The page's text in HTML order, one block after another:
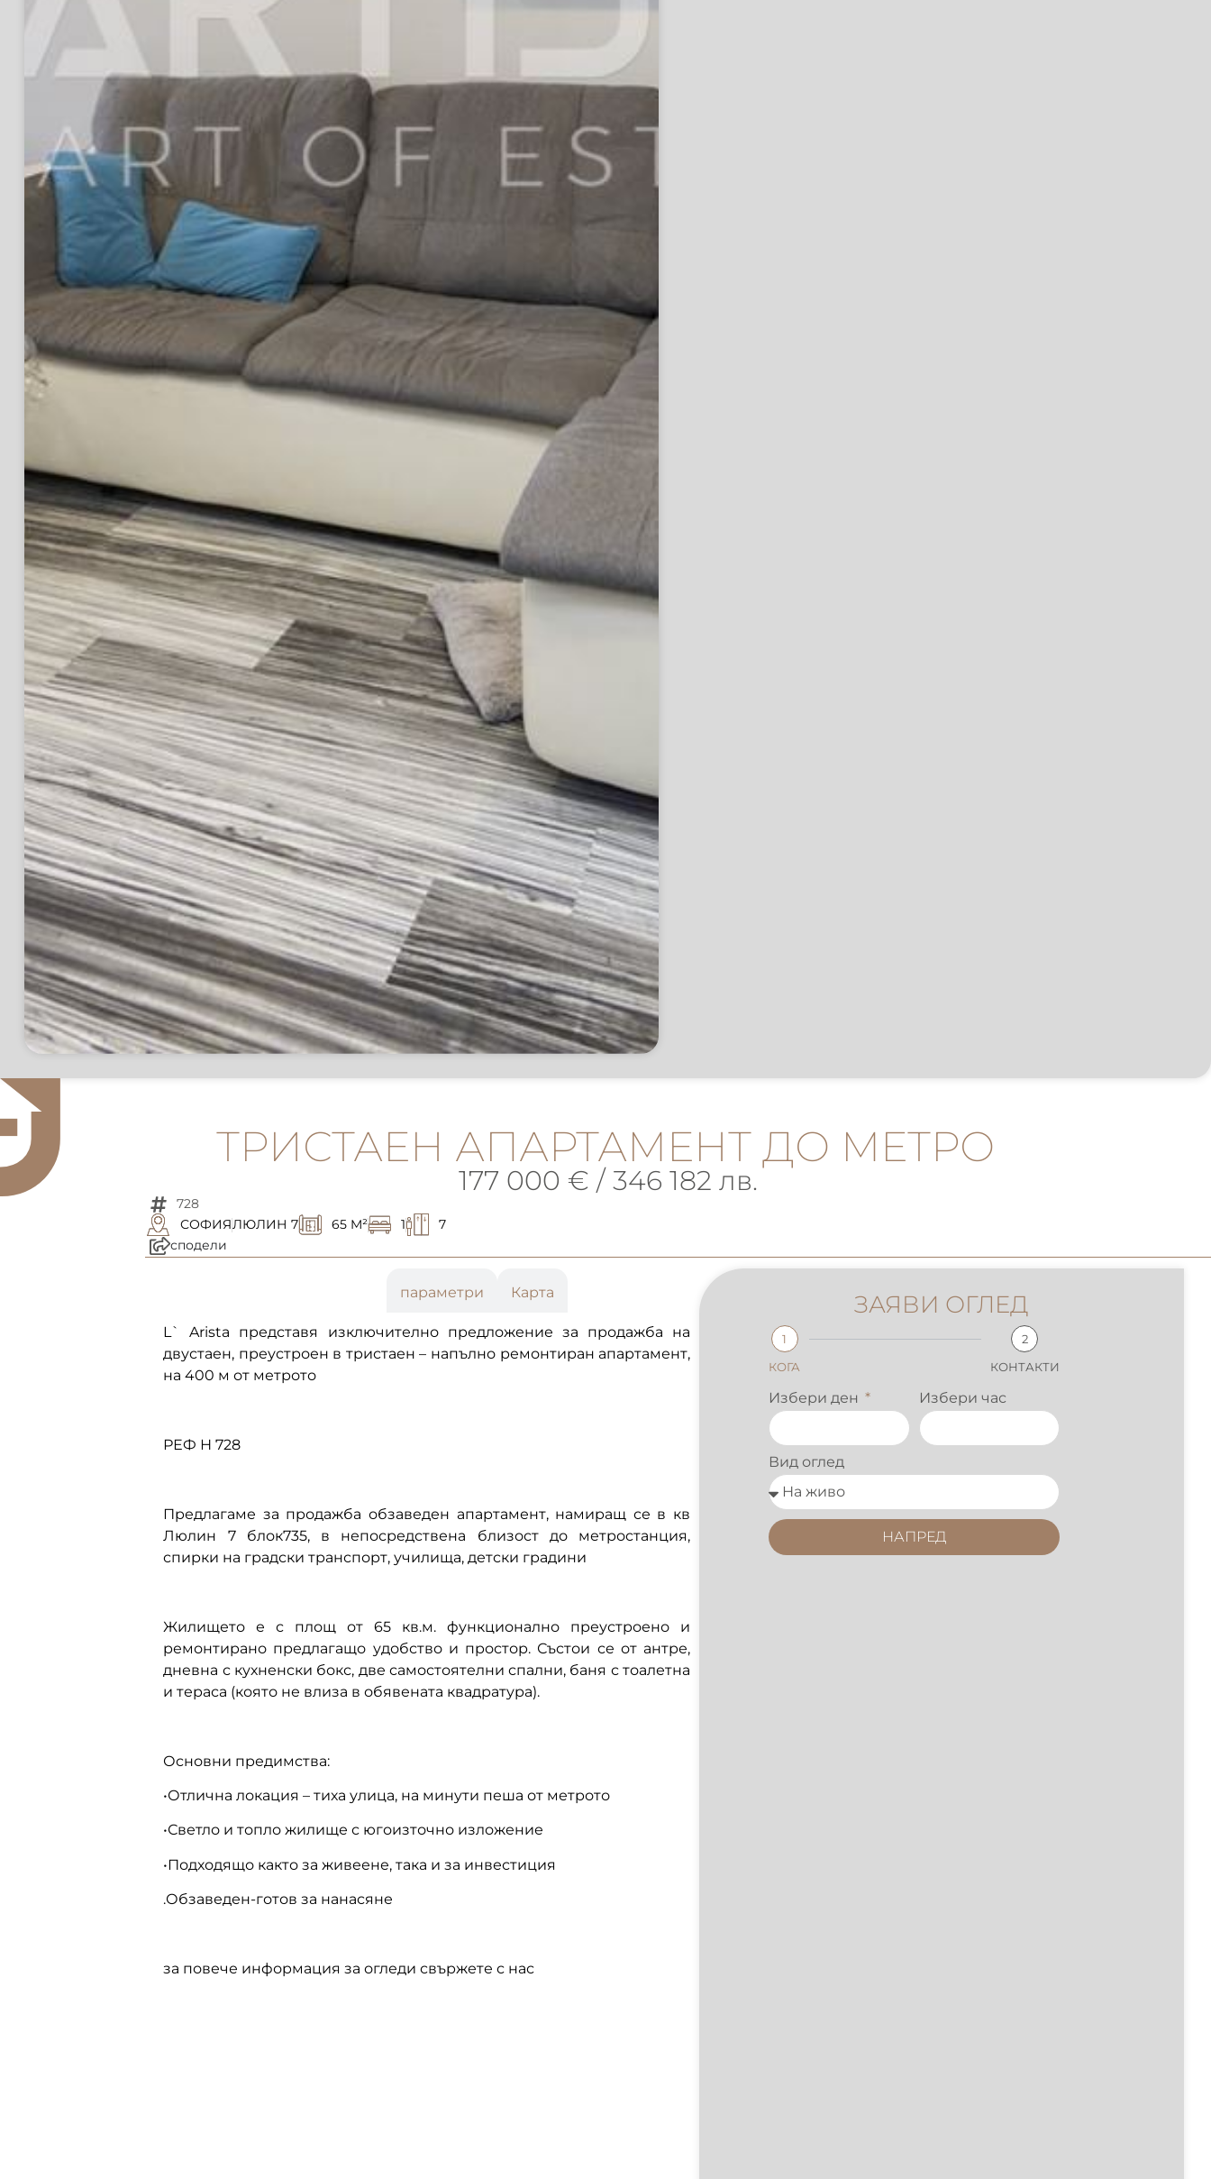
ТРИСТАЕН АПАРТАМЕНТ ДО МЕТРО
177 000 € / 346 182 лв.
728
СОФИЯЛЮЛИН 7 65 M² 1
7
сподели
параметри Карта
L` Arista представя изключително предложение за продажба на
двустаен, преустроен в тристаен – напълно ремонтиран апартамент,
на 400 м от метрото
РЕФ Н 728
Предлагаме за продажба обзаведен апартамент, намиращ се в кв
Люлин 7 блок735, в непосредствена близост до метростанция,
спирки на градски транспорт, училища, детски градини
Жилището е с площ от 65 кв.м. функционално преустроено и
ремонтирано предлагащо удобство и простор. Състои се от антре,
дневна с кухненски бокс, две самостоятелни спални, баня с тоалетна
и тераса (която не влиза в обявената квадратура).
Основни предимства:
•Отлична локация – тиха улица, на минути пеша от метрото
•Светло и топло жилище с югоизточно изложение
•Подходящо както за живеене, така и за инвестиция
.Обзаведен-готов за нанасяне
за повече информация за огледи свържете с нас
ЗАЯВИ ОГЛЕД
1
КОГА
2
КОНТАКТИ
Избери ден Избери час
Вид оглед
НАПРЕД